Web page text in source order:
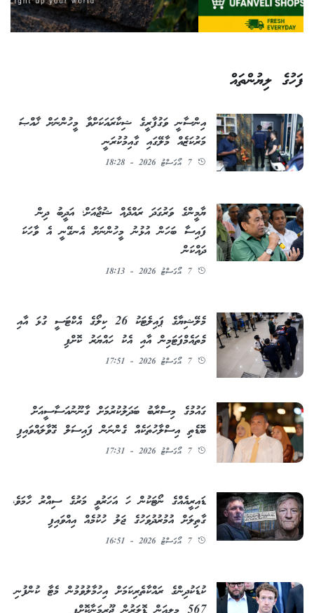
ފަހުގެ ލިޔުންތައް
އިންސާނީ ވަގުފާރީގެ ޝިކާރައަކަށްވާ މީހުންނަށް ޚާއްޞަ
މަރުކަޒެއް މާލޭގައި ގާއިމުކުރަނީ
7 އޯގަސްޓު 2026 - 18:28
ޔާމީންގެ ވަރުގަދަ ރައްދެއް ޝުޖާއަށް؛ އަދީބު ދިން
ފައިސާ ބަހަން އުޅުނު މީހުންނަށް އެނގޭނީ އެ ވާހަކަ
ދައްކަން
7 އޯގަސްޓު 2026 - 18:13
މެލޭޝިޔާގެ ޕައިލެޓަކު 26 ކިލޯގެ އެކްޓަސީ ގުޅަ އާއި
މެތައެމްފަޓަމިން އާއި އެކު ހައްޔަރު ކޮށްފި
7 އޯގަސްޓު 2026 - 17:51
ގައުމުގެ މިސްރާބު ބަދަލުކުރުމަށް ގާނޫނުއަސާސީއަށް
ބޮޑެތި އިސްލާހުތަކެއް ގެންނަން ފައިސަލް ގޮވާލައްވައިފި
7 އޯގަސްޓު 2026 - 17:31
ޑައިރީއެއްގެ ނޯޓަކުން ހަ އަހަރުވީ މަރުގެ ސިއްރު ހާމަވެ،
ގާތިލަށް އުމުރުދުވަހުގެ ޖަލު ހުކުމެއް އިއްވައިފި
7 އޯގަސްޓު 2026 - 16:51
ކުޑަކުދިންގެ ރައްކާތެރިކަމަށް އިހުމާލުވުމުން މެޓާ ކުންފުނި